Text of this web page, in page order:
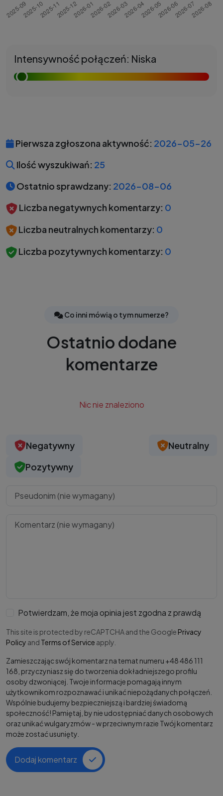
Intensywność połączeń: Niska
Pierwsza zgłoszona aktywność: 2026-05-26
Ilość wyszukiwań: 25
Ostatnio sprawdzany: 2026-08-06
Liczba negatywnych komentarzy: 0
Liczba neutralnych komentarzy: 0
Liczba pozytywnych komentarzy: 0
Co inni mówią o tym numerze?
Ostatnio dodane
komentarze
Nic nie znaleziono
Negatywny
Neutralny
Pozytywny
Potwierdzam, że moja opinia jest zgodna z prawdą
This site is protected by reCAPTCHA and the Google Privacy
Policy and Terms of Service apply.
Zamieszczając swój komentarz na temat numeru +48 486 111
168, przyczyniasz się do tworzenia dokładniejszego profilu
osoby dzwoniącej. Twoje informacje pomagają innym
użytkownikom rozpoznawać i unikać niepożądanych połączeń.
Wspólnie budujemy bezpieczniejszą i bardziej świadomą
społeczność! Pamiętaj, by nie udostępniać danych osobowych
oraz unikać wulgaryzmów - w przeciwnym razie Twój komentarz
może zostać usunięty.
Dodaj komentarz